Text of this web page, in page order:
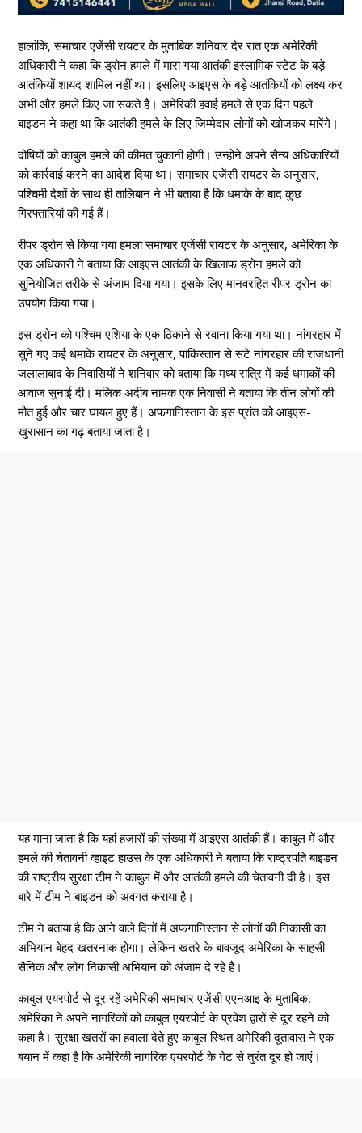
हालांकि, समाचार एजेंसी रायटर के मुताबिक शनिवार देर रात एक अमेरिकी
अधिकारी ने कहा कि ड्रोन हमले में मारा गया आतंकी इस्लामिक स्टेट के बड़े
आतंकियों शायद शामिल नहीं था। इसलिए आइएस के बड़े आतंकियों को लक्ष्य कर
अभी और हमले किए जा सकते हैं। अमेरिकी हवाई हमले से एक दिन पहले
बाइडन ने कहा था कि आतंकी हमले के लिए जिम्मेदार लोगों को खोजकर मारेंगे।
दोषियों को काबुल हमले की कीमत चुकानी होगी। उन्होंने अपने सैन्य अधिकारियों
को कार्रवाई करने का आदेश दिया था। समाचार एजेंसी रायटर के अनुसार,
पश्चिमी देशों के साथ ही तालिबान ने भी बताया है कि धमाके के बाद कुछ
गिरफ्तारियां की गई हैं।
रीपर ड्रोन से किया गया हमला समाचार एजेंसी रायटर के अनुसार, अमेरिका के
एक अधिकारी ने बताया कि आइएस आतंकी के खिलाफ ड्रोन हमले को
सुनियोजित तरीके से अंजाम दिया गया। इसके लिए मानवरहित रीपर ड्रोन का
उपयोग किया गया।
इस ड्रोन को पश्चिम एशिया के एक ठिकाने से रवाना किया गया था। नांगरहार में
सुने गए कई धमाके रायटर के अनुसार, पाकिस्तान से सटे नांगरहार की राजधानी
जलालाबाद के निवासियों ने शनिवार को बताया कि मध्य रात्रि में कई धमाकों की
आवाज सुनाई दी। मलिक अदीब नामक एक निवासी ने बताया कि तीन लोगों की
मौत हुई और चार घायल हुए हैं। अफगानिस्तान के इस प्रांत को आइएस-
खुरासान का गढ़ बताया जाता है।
यह माना जाता है कि यहां हजारों की संख्या में आइएस आतंकी हैं। काबुल में और
हमले की चेतावनी व्हाइट हाउस के एक अधिकारी ने बताया कि राष्ट्रपति बाइडन
की राष्ट्रीय सुरक्षा टीम ने काबुल में और आतंकी हमले की चेतावनी दी है। इस
बारे में टीम ने बाइडन को अवगत कराया है।
टीम ने बताया है कि आने वाले दिनों में अफगानिस्तान से लोगों की निकासी का
अभियान बेहद खतरनाक होगा। लेकिन खतरे के बावजूद अमेरिका के साहसी
सैनिक और लोग निकासी अभियान को अंजाम दे रहे हैं।
काबुल एयरपोर्ट से दूर रहें अमेरिकी समाचार एजेंसी एएनआइ के मुताबिक,
अमेरिका ने अपने नागरिकों को काबुल एयरपोर्ट के प्रवेश द्वारों से दूर रहने को
कहा है। सुरक्षा खतरों का हवाला देते हुए काबुल स्थित अमेरिकी दूतावास ने एक
बयान में कहा है कि अमेरिकी नागरिक एयरपोर्ट के गेट से तुरंत दूर हो जाएं।